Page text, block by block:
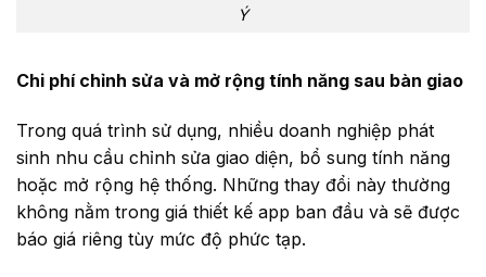
Ý
Chi phí chỉnh sửa và mở rộng tính năng sau bàn giao
Trong quá trình sử dụng, nhiều doanh nghiệp phát
sinh nhu cầu chỉnh sửa giao diện, bổ sung tính năng
hoặc mở rộng hệ thống. Những thay đổi này thường
không nằm trong giá thiết kế app ban đầu và sẽ được
báo giá riêng tùy mức độ phức tạp.